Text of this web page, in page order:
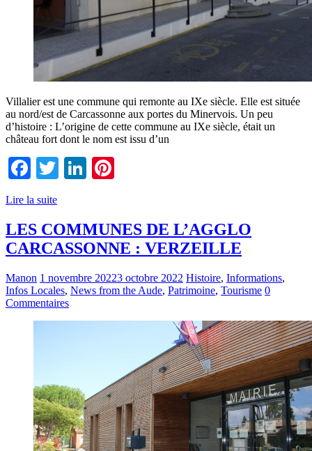
Villalier est une commune qui remonte au IXe siècle. Elle est située
au nord/est de Carcassonne aux portes du Minervois. Un peu
d’histoire : L’origine de cette commune au IXe siècle, était un
château fort dont le nom est issu d’un
Facebook
TwitterLinkedIn
Lire la suite
LES COMMUNES DE L’AGGLO
CARCASSONNE : VERZEILLE
Manon 1 novembre 20223 octobre 2022 Histoire, Informations,
Infos Locales, News from the Aude, Patrimoine, Tourisme 0
Commentaires